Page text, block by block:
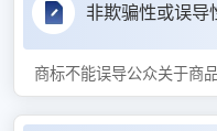
非欺骗性或误导
商标不能误导公众关于商